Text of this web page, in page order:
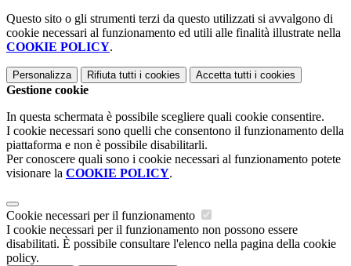
Questo sito o gli strumenti terzi da questo utilizzati si avvalgono di
cookie necessari al funzionamento ed utili alle finalità illustrate nella
COOKIE POLICY.
Personalizza Rifiuta tutti i cookies Accetta tutti i cookies
Gestione cookie
In questa schermata è possibile scegliere quali cookie consentire.
I cookie necessari sono quelli che consentono il funzionamento della
piattaforma e non è possibile disabilitarli.
Per conoscere quali sono i cookie necessari al funzionamento potete
visionare la COOKIE POLICY.
Cookie necessari per il funzionamento
I cookie necessari per il funzionamento non possono essere
disabilitati. È possibile consultare l'elenco nella pagina della cookie
policy.